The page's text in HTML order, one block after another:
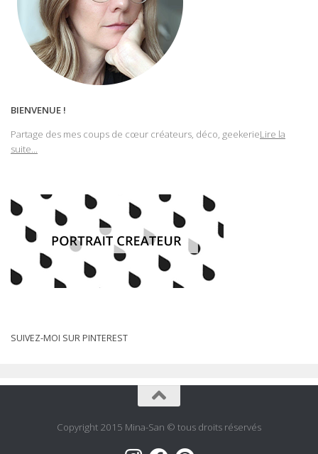
BIENVENUE !
Partage des mes coups de cœur créateurs, déco, geekerieLire la
suite...
SUIVEZ-MOI SUR PINTEREST
Copyright 2015 Mina-San © tous droits réservés